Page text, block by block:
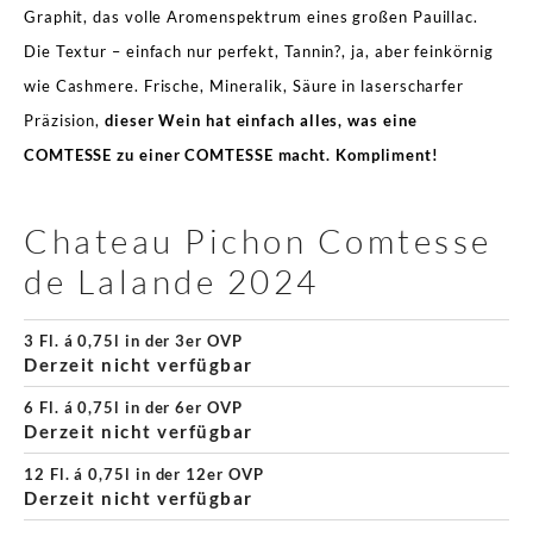
Graphit, das volle Aromenspektrum eines großen Pauillac.
Die Textur – einfach nur perfekt, Tannin?, ja, aber feinkörnig
wie Cashmere. Frische, Mineralik, Säure in laserscharfer
Präzision,dieser Wein hat einfach alles, was eine
COMTESSE zu einer COMTESSE macht. Kompliment!
Chateau Pichon Comtesse
de Lalande 2024
3 Fl. á 0,75l in der 3er OVP
Derzeit nicht verfügbar
6 Fl. á 0,75l in der 6er OVP
Derzeit nicht verfügbar
12 Fl. á 0,75l in der 12er OVP
Derzeit nicht verfügbar